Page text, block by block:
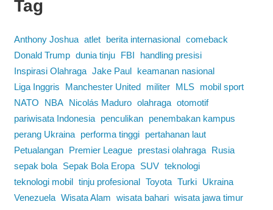
Tag
Anthony Joshua atlet berita internasional comeback
Donald Trump dunia tinju FBI
handling presisi
Inspirasi Olahraga Jake Paul
keamanan nasional
Liga Inggris
Manchester United militer MLS
mobil sport
NATO
NBA Nicolás Maduro olahraga otomotif
pariwisata Indonesia
penculikan
penembakan kampus
perang Ukraina
performa tinggi
pertahanan laut
Petualangan
Premier League prestasi olahraga
Rusia
sepak bola
Sepak Bola Eropa SUV teknologi
teknologi mobil tinju profesional Toyota Turki
Ukraina
Venezuela Wisata Alam wisata bahari wisata jawa timur